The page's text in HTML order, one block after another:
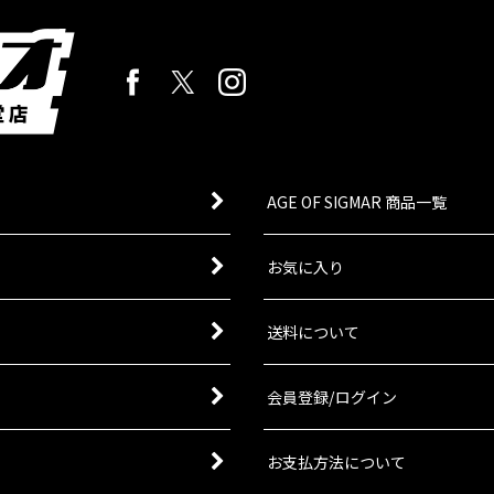
AGE OF SIGMAR 商品一覧
お気に入り
送料について
会員登録/ログイン
お支払方法について